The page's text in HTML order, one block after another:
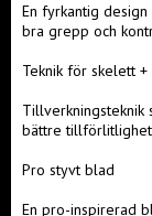
En fyrkantig
bra grepp och
Teknik för skelett +
Tillverkningsteknik
bättre
Pro styvt blad
En pro-inspirerad